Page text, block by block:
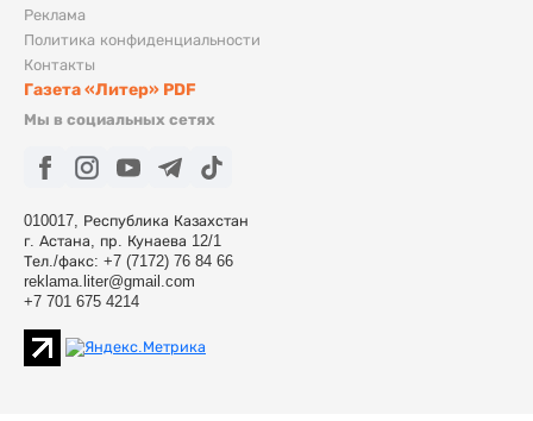
Реклама
Политика конфиденциальности
Контакты
Газета «Литер» PDF
Мы в социальных сетях
010017, Республика Казахстан
г. Астана, пр. Кунаева 12/1
Тел./факс: +7 (7172) 76 84 66
reklama.liter@gmail.com
+7 701 675 4214